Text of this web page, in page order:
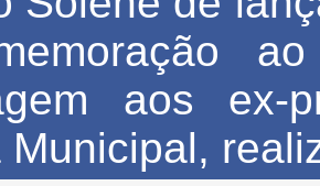
aos ex-
Municipal,